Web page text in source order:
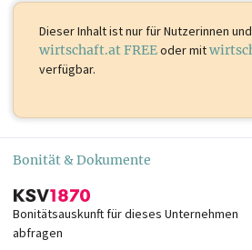
Dieser Inhalt istnur für Nutzerinnen
wirtschaft.at FREEoder mit
verfügbar.
Bonität & Dokumente
Bonitätsauskunft für dieses Unternehmen
abfragen